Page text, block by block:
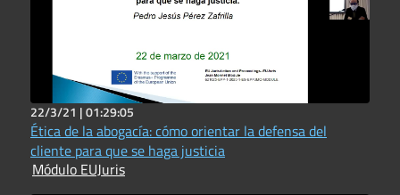
22/3/21 |01:29:05
Ética de la abogacía: cómo orientar la defensa del
cliente para que se haga justicia
Módulo EUJuris